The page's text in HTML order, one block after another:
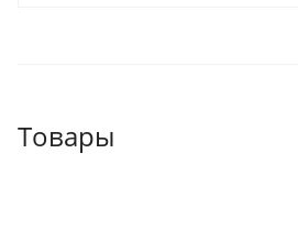
Товары